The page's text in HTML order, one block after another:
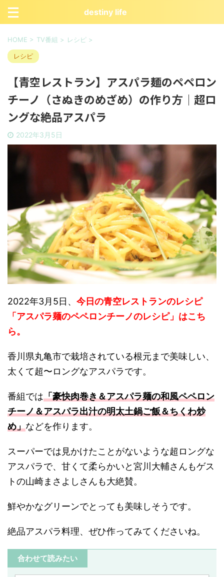
destiny life
HOME > TV番組 > レシピ >
レシピ
【青空レストラン】アスパラ麺のペペロン
チーノ（さぬきのめざめ）の作り方｜超ロ
ングな絶品アスパラ
2022年3月5日
2022年3月5日、 今日の青空レストランのレシピ
「アスパラ麺のペペロンチーノのレシピ」はこち
ら。
香川県丸亀市で栽培されている根元まで美味しい、
太くて超〜ロングなアスパラです。
番組では「豪快肉巻き＆アスパラ麺の和風ペペロン
チーノ＆アスパラ出汁の明太土鍋ご飯＆ちくわ炒
め」などを作ります。
スーパーでは見かけたことがないような超ロングな
アスパラで、甘くて柔らかいと宮川大輔さんもゲス
トの山崎まさよしさんも大絶賛。
鮮やかなグリーンでとっても美味しそうです。
絶品アスパラ料理、ぜひ作ってみてくださいね。
合わせて読みたい